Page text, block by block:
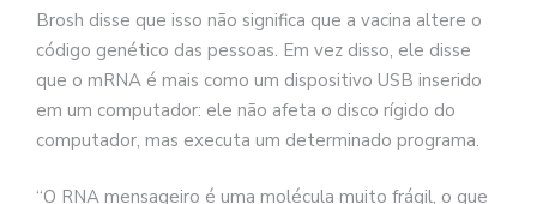
Brosh disse que isso não significa que a vacina altere o
código genético das pessoas. Em vez disso, ele disse
que o mRNA é mais como um dispositivo USB inserido
em um computador: ele não afeta o disco rígido do
computador, mas executa um determinado programa.
“O RNA mensageiro é uma molécula muito frágil, o que